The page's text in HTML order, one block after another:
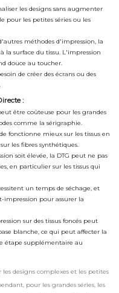
les designs sans augmenter
pour les petites séries ou les
méthodes d'impression, la
la surface du tissu. L'impression
douce au toucher.
de créer des écrans ou des
:
être coûteuse pour les grandes
comme la sérigraphie.
fonctionne mieux sur les tissus en
les fibres synthétiques.
soit élevée, la DTG peut ne pas
en particulier sur les tissus qui
un temps de séchage, et
impression pour assurer la
sur des tissus foncés peut
blanche, ce qui peut affecter la
étape supplémentaire au
designs complexes et les petites
pour les grandes séries, les